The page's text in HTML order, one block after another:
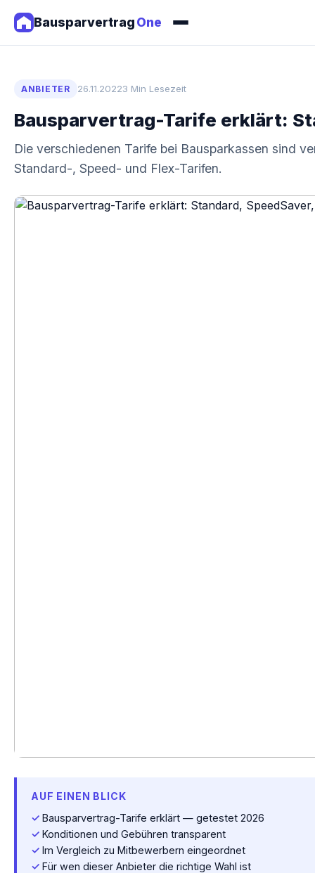
BausparvertragOne
ANBIETER 26.11.20223 Min Lesezeit
Bausparvertrag-Tarife erklärt:
Die verschiedenen Tarife bei Bausparkassen sind
Standard-, Speed- und Flex-Tarifen.
AUF EINEN BLICK
Bausparvertrag-Tarife erklärt — getestet 2026
Konditionen und Gebühren transparent
Im Vergleich zu Mitbewerbern eingeordnet
Für wen dieser Anbieter die richtige Wahl ist